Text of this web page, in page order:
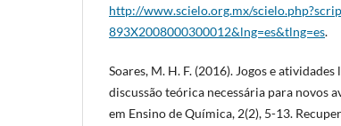
http://www.scielo.org.mx/
893X2008000300012&lng=es&tlng=es.
Soares, M. H. F. (2016). Jogos e
discussão teórica necessária para novos
em Ensino de Química, 2(2), 5-13.